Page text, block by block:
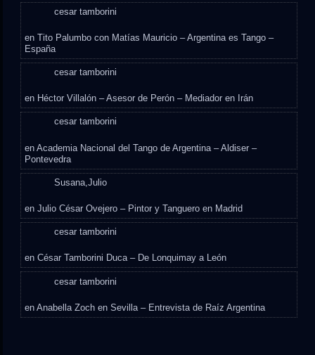
cesar tamborini
enTito Palumbo con Matías Mauricio – Argentina es Tango –
España
cesar tamborini
en Héctor Villalón – Asesor de Perón – Mediador en Irán
cesar tamborini
enAcademia Nacional del Tango de Argentina – Aldiser –
Pontevedra
Susana,Julio
enJulio César Ovejero – Pintor y Tanguero en Madrid
cesar tamborini
enCésar Tamborini Duca – De Lonquimay a León
cesar tamborini
enAnabella Zoch en Sevilla – Entrevista de Raíz Argentina